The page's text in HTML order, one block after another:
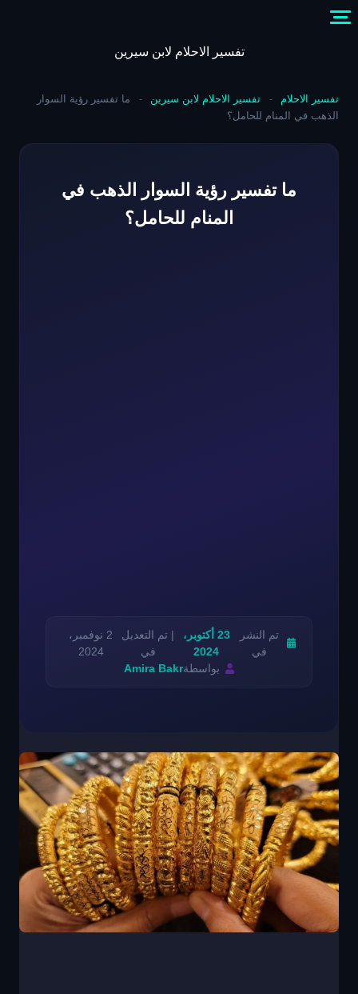
content
تفسير الاحلام لابن سيرين
تفسير الاحلام - تفسير الاحلام لابن سيرين -
ما تفسير رؤية السوار
الذهب في المنام للحامل؟
ما تفسير رؤية السوار الذهب في
المنام للحامل؟
تم النشر
في
23 أكتوبر،
2024
| تم التعديل
في
2 نوفمبر،
2024
بواسطةAmira Bakr